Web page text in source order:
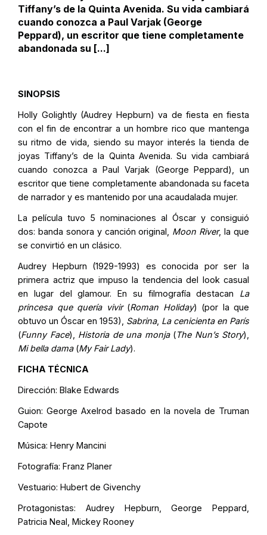
Tiffany’s de la Quinta Avenida. Su vida cambiará
cuando conozca a Paul Varjak (George
Peppard), un escritor que tiene completamente
abandonada su [...]
SINOPSIS
Holly Golightly (Audrey Hepburn) va de fiesta en fiesta
con el fin de encontrar a un hombre rico que mantenga
su ritmo de vida, siendo su mayor interés la tienda de
joyas Tiffany’s de la Quinta Avenida. Su vida cambiará
cuando conozca a Paul Varjak (George Peppard), un
escritor que tiene completamente abandonada su faceta
de narrador y es mantenido por una acaudalada mujer.
La película tuvo 5 nominaciones al Óscar y consiguió
dos: banda sonora y canción original, Moon River, la que
se convirtió en un clásico.
Audrey Hepburn (1929-1993) es conocida por ser la
primera actriz que impuso la tendencia del look casual
en lugar del glamour. En su filmografía destacan La
princesa que quería vivir(Roman Holiday) (por la que
obtuvo un Óscar en 1953), Sabrina, La cenicienta en París
(Funny Face), Historia de una monja(The Nun’s Story),
Mi bella dama(My Fair Lady).
FICHA TÉCNICA
Dirección: Blake Edwards
Guion: George Axelrod basado en la novela de Truman
Capote
Música: Henry Mancini
Fotografía: Franz Planer
Vestuario: Hubert de Givenchy
Protagonistas: Audrey Hepburn, George Peppard,
Patricia Neal, Mickey Rooney